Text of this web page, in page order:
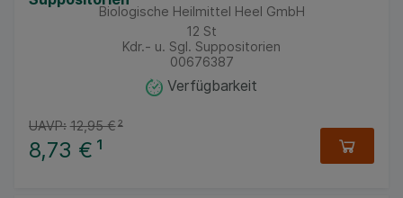
Biologische Heilmittel Heel GmbH
12 St
Kdr.- u. Sgl. Suppositorien
00676387
Verfügbarkeit
8,73 € ¹
UAVP: 12,95 €²